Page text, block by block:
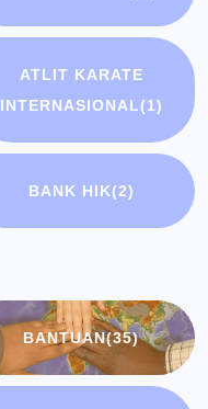
ATLIT KARATE
INTERNASIONAL(1)
BANK HIK(2)
BANTUAN(35)